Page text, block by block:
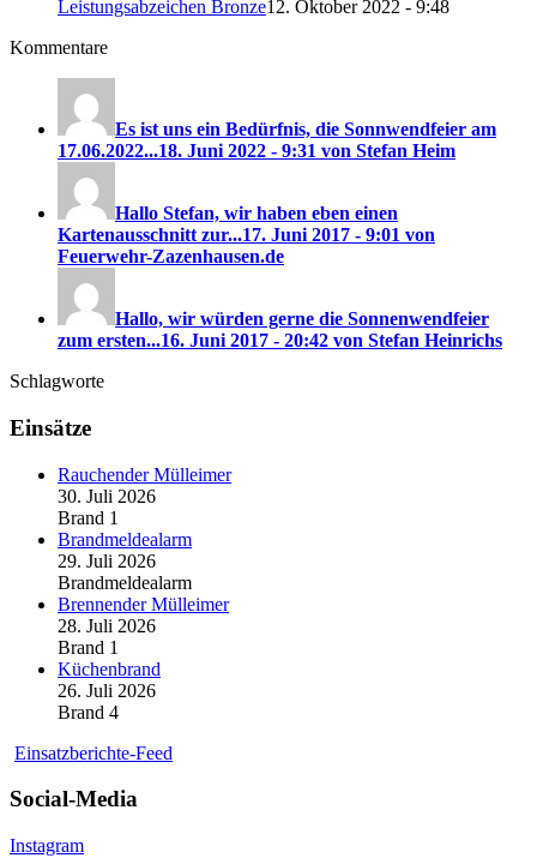
Leistungsabzeichen Bronze12. Oktober 2022 - 9:48
Kommentare
Es ist uns ein Bedürfnis, die Sonnwendfeier am
17.06.2022...18. Juni 2022 - 9:31 von Stefan Heim
Hallo Stefan, wir haben eben einen
Kartenausschnitt zur...17. Juni 2017 - 9:01 von
Feuerwehr-Zazenhausen.de
Hallo, wir würden gerne die Sonnenwendfeier
zum ersten...16. Juni 2017 - 20:42 von Stefan Heinrichs
Schlagworte
Einsätze
Rauchender Mülleimer
30. Juli 2026
Brand 1
Brandmeldealarm
29. Juli 2026
Brandmeldealarm
Brennender Mülleimer
28. Juli 2026
Brand 1
Küchenbrand
26. Juli 2026
Brand 4
Einsatzberichte-Feed
Social-Media
Instagram